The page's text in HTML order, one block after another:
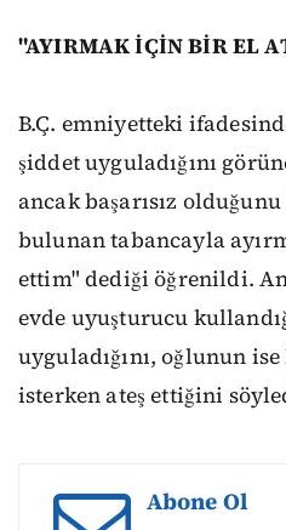
"AYIRMAK İÇİN BİR EL
B.Ç. emniyetteki
şiddet uyguladığını
ancak başarısız
bulunan tabancayla
ettim" dediği öğrenildi.
evde uyuşturucu
uyguladığını, oğlunun
isterken ateş ettiğini
Abone Ol